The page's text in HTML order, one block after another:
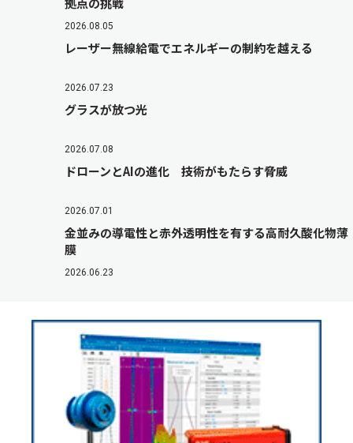
2026.08.05
レーザー無線給電でエネルギーの制約を越える
2026.07.23
グラスが放つ光
2026.07.08
ドローンとAIの進化 技術がもたらす脅威
2026.07.01
金並みの導電性と赤外透明性を有する高耐久酸化物薄
膜
2026.06.23